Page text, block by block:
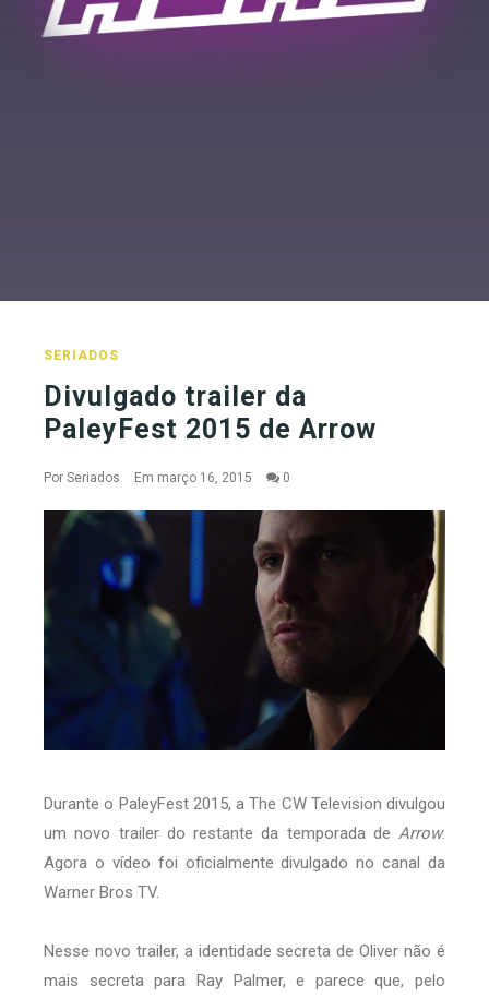
SERIADOS
Divulgado trailer da
PaleyFest 2015 de Arrow
Por Seriados Em março 16, 2015 0
Durante o PaleyFest 2015, a The CW Television divulgou
um novo trailer do restante da temporada de Arrow.
Agora o vídeo foi oficialmente divulgado no canal da
Warner Bros TV.
Nesse novo trailer, a identidade secreta de Oliver não é
mais secreta para Ray Palmer, e parece que, pelo